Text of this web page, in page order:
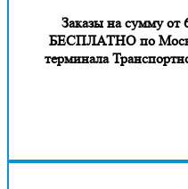
Заказы на сумму от
БЕСПЛАТНО по
терминала